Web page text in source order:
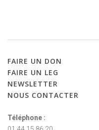
FAIRE UN DON
FAIRE UN LEG
NEWSLETTER
NOUS CONTACTER
Téléphone :